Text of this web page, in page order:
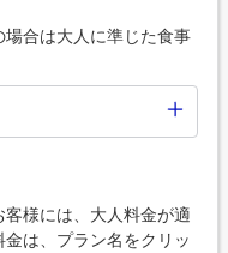
合は大人に準じた食事
様には、大人料金が適
は、プラン名をクリッ